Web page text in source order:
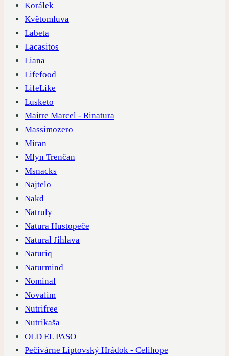
Korálek
Květomluva
Labeta
Lacasitos
Liana
Lifefood
LifeLike
Lusketo
Maitre Marcel - Rinatura
Massimozero
Miran
Mlyn Trenčan
Msnacks
Najtelo
Nakd
Natruly
Natura Hustopeče
Natural Jihlava
Naturiq
Naturmind
Nominal
Novalim
Nutrifree
Nutrikaša
OLD EL PASO
Pečivárne Liptovský Hrádok - Celihope